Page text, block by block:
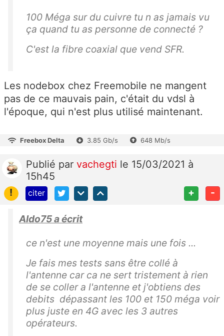
100 Méga sur du cuivre tu n as jamais vu
ça quand tu as personne de connecté ?
C'est la fibre coaxial que vend SFR.
Les nodebox chez Freemobile ne mangent
pas de ce mauvais pain, c'était du vdsl à
l'époque, qui n'est plus utilisé maintenant.
Freebox Delta 3.85 Gb/s 648 Mb/s
Publié par vachegti le 15/03/2021 à
15h45
!
citer + -
Aldo75 a écrit
ce n'est une moyenne mais une fois ...
Je fais mes tests sans être collé à
l'antenne car ca ne sert tristement à rien
de se coller a l'antenne et j'obtiens des
debits dépassant les 100 et 150 méga voir
plus juste en 4G avec les 3 autres
opérateurs.